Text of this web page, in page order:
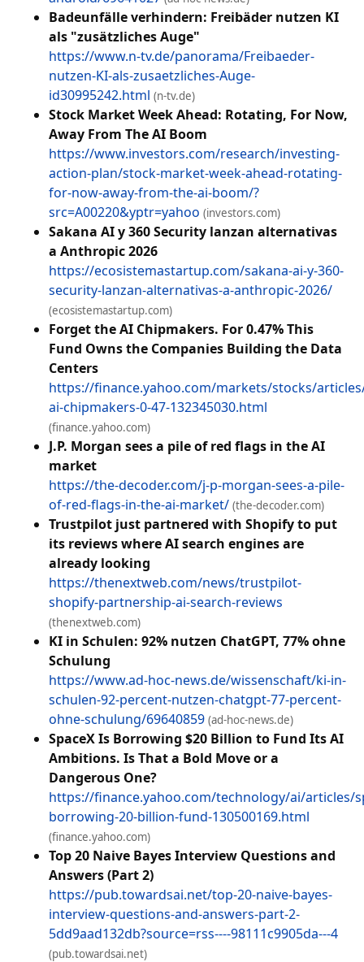
Badeunfälle verhindern: Freibäder nutzen KI
als "zusätzliches Auge"
https://www.n-tv.de/panorama/Freibaeder-
nutzen-KI-als-zusaetzliches-Auge-
id30995242.html (n-tv.de)
Stock Market Week Ahead: Rotating, For Now,
Away From The AI Boom
https://www.investors.com/research/investing-
action-plan/stock-market-week-ahead-rotating-
for-now-away-from-the-ai-boom/?
src=A00220&yptr=yahoo (investors.com)
Sakana AI y 360 Security lanzan alternativas
a Anthropic 2026
https://ecosistemastartup.com/sakana-ai-y-360-
security-lanzan-alternativas-a-anthropic-2026/
(ecosistemastartup.com)
Forget the AI Chipmakers. For 0.47% This
Fund Owns the Companies Building the Data
Centers
https://finance.yahoo.com/markets/stocks/
ai-chipmakers-0-47-132345030.html
(finance.yahoo.com)
J.P. Morgan sees a pile of red flags in the AI
market
https://the-decoder.com/j-p-morgan-sees-a-pile-
of-red-flags-in-the-ai-market/ (the-decoder.com)
Trustpilot just partnered with Shopify to put
its reviews where AI search engines are
already looking
https://thenextweb.com/news/trustpilot-
shopify-partnership-ai-search-reviews
(thenextweb.com)
KI in Schulen: 92% nutzen ChatGPT, 77% ohne
Schulung
https://www.ad-hoc-news.de/wissenschaft/ki-in-
schulen-92-percent-nutzen-chatgpt-77-percent-
ohne-schulung/69640859 (ad-hoc-news.de)
SpaceX Is Borrowing $20 Billion to Fund Its AI
Ambitions. Is That a Bold Move or a
Dangerous One?
https://finance.yahoo.com/technology/ai/articles/
borrowing-20-billion-fund-130500169.html
(finance.yahoo.com)
Top 20 Naive Bayes Interview Questions and
Answers (Part 2)
https://pub.towardsai.net/top-20-naive-bayes-
interview-questions-and-answers-part-2-
5dd9aad132db?source=rss----98111c9905da---4
(pub.towardsai.net)